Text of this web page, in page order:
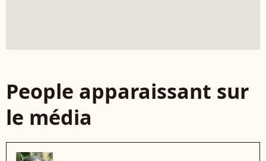
People apparaissant sur
le média